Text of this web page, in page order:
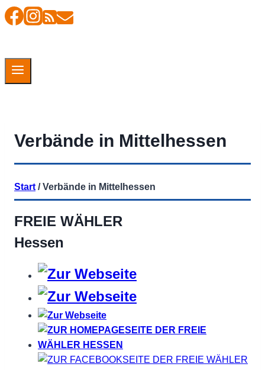
Verbände in Mittelhessen
Start / Verbände in Mittelhessen
FREIE WÄHLER
Hessen